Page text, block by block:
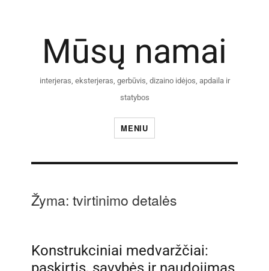
Mūsų namai
interjeras, eksterjeras, gerbūvis, dizaino idėjos, apdaila ir
statybos
MENIU
Žyma: tvirtinimo detalės
Konstrukciniai medvaržčiai: